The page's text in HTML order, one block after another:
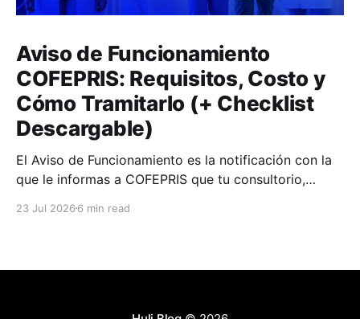
Aviso de Funcionamiento
COFEPRIS: Requisitos, Costo y
Cómo Tramitarlo (+ Checklist
Descargable)
El Aviso de Funcionamiento es la notificación con la
que le informas a COFEPRIS que tu consultorio,
23 Jul 2026 6 min read